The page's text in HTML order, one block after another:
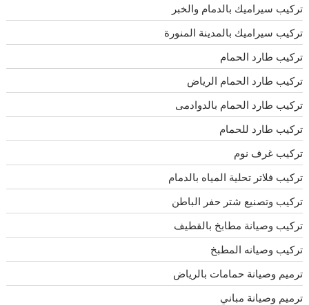
تركيب سيراميك بالدمام والخبر
تركيب سيراميك بالمدينة المنورة
تركيب طارد الحمام
تركيب طارد الحمام الرياض
تركيب طارد الحمام بالدوادمى
تركيب طارد للحمام
تركيب غرف نوم
تركيب فلاتر تحلية المياه بالدمام
تركيب وتصنيع شتر حفر الباطن
تركيب وصيانة مطابخ بالقطيف
تركيب وصيانه المطبخ
ترميم وصيانة حمامات بالرياض
ترميم وصيانة مباني